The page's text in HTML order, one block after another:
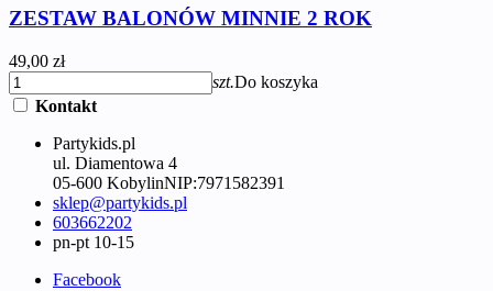
ZESTAW BALONÓW MINNIE 2 ROK
49,00 zł
szt.Do koszyka
Kontakt
Partykids.pl
ul. Diamentowa 4
05-600 KobylinNIP:7971582391
sklep@partykids.pl
603662202
pn-pt 10-15
Facebook